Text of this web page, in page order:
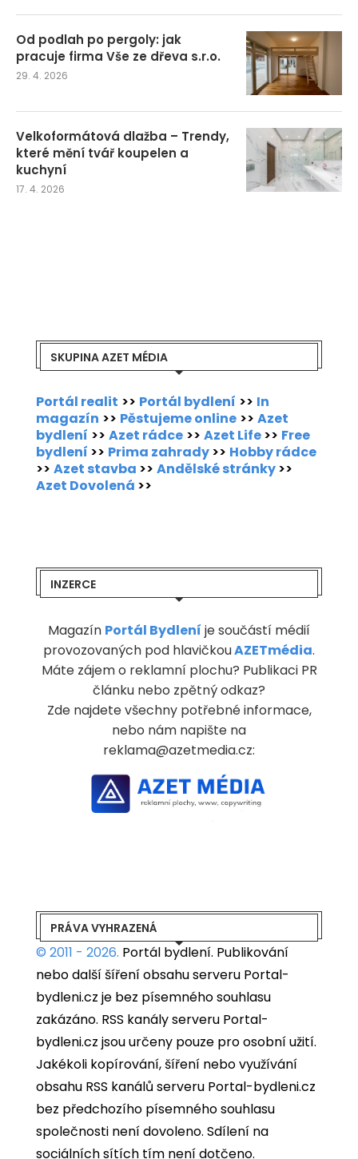
Od podlah po pergoly: jak
pracuje firma Vše ze dřeva s.r.o.
29. 4. 2026
Velkoformátová dlažba – Trendy,
které mění tvář koupelen a
kuchyní
17. 4. 2026
SKUPINA AZET MÉDIA
Portál realit >> Portál bydlení >> In
magazín >> Pěstujeme online >> Azet
bydlení >> Azet rádce >> Azet Life>> Free
bydlení >> Prima zahrady>> Hobby rádce
>> Azet stavba >> Andělské stránky>>
Azet Dovolená >>
INZERCE
Magazín Portál Bydlení je součástí médií
provozovaných pod hlavičkouAZETmédia.
Máte zájem o reklamní plochu? Publikaci PR
článku nebo zpětný odkaz?
Zde najdete všechny potřebné informace,
nebo nám napište na
reklama@azetmedia.cz:
PRÁVA VYHRAZENÁ
© 2011 - 2026. Portál bydlení. Publikování
nebo další šíření obsahu serveru Portal-
bydleni.cz je bez písemného souhlasu
zakázáno. RSS kanály serveru Portal-
bydleni.cz jsou určeny pouze pro osobní užití.
Jakékoli kopírování, šíření nebo využívání
obsahu RSS kanálů serveru Portal-bydleni.cz
bez předchozího písemného souhlasu
společnosti není dovoleno. Sdílení na
sociálních sítích tím není dotčeno.